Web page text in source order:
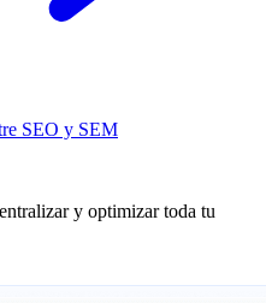
SEO y SEM
y optimizar toda tu